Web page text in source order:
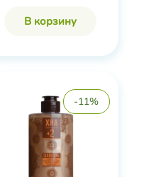
В корзину
-11%